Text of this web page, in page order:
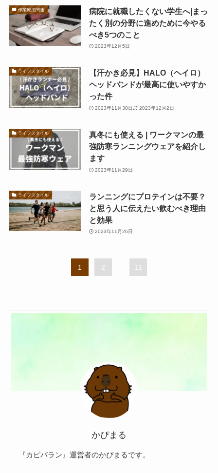
作業療法関連
病院に就職したくない学生へ|まっ
たく別の分野に進めために今やる
べき5つのこと
2023年12月5日
ライフスタイル
【汗かき必見】HALO（ヘイロ）
ヘッドバンドが最高に使いやすか
った件
2023年11月30日 2023年12月2日
ライフスタイル
真冬にも使える | ワークマンの最
強防寒ランニングウェアを紹介し
ます
2023年11月29日
ライフスタイル
ランニングにプロテインは不要？
と思う人に伝えたい飲むべき理由
と効果
2023年11月26日
1 2 ... 11
かぴまる
『カピバラン』運営者のかぴまるです。